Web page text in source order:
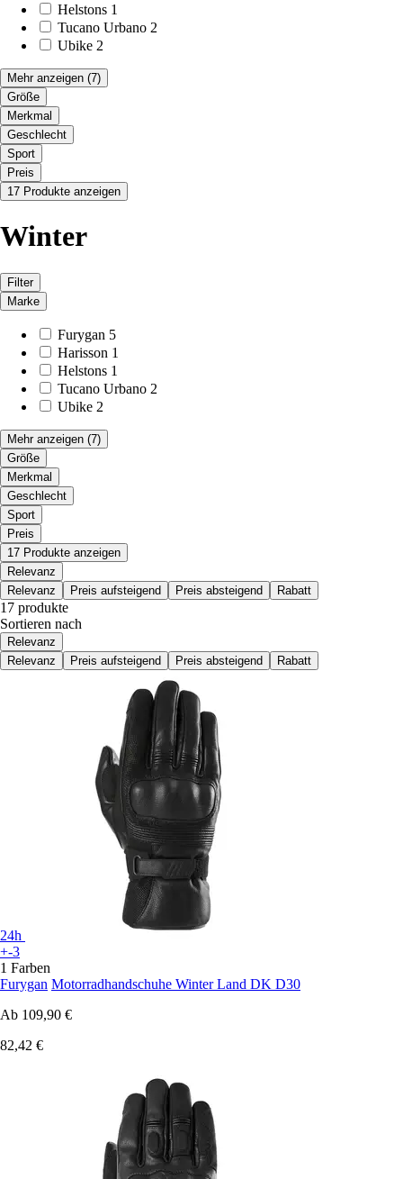
Helstons 1
Tucano Urbano 2
Ubike 2
Mehr anzeigen (7)
Größe
Merkmal
Geschlecht
Sport
Preis
17 Produkte anzeigen
Winter
Filter
Marke
Furygan 5
Harisson 1
Helstons 1
Tucano Urbano 2
Ubike 2
Mehr anzeigen (7)
Größe
Merkmal
Geschlecht
Sport
Preis
17 Produkte anzeigen
Relevanz
Relevanz
Preis aufsteigend Preis absteigend Rabatt
17 produkte
Sortieren nach
Relevanz
Relevanz
Preis aufsteigend Preis absteigend Rabatt
24h
+-3
1 Farben
Furygan Motorradhandschuhe Winter Land DK D30
Ab 109,90 €
82,42 €